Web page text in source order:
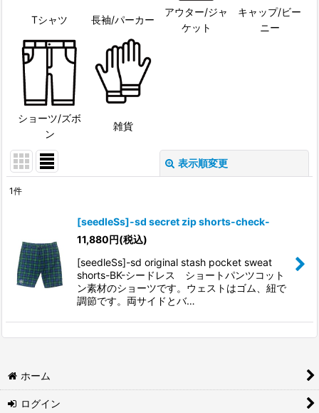
Tシャツ 長袖/パーカー
アウター/ジャ
ケット
キャップ/ビー
ニー
ショーツ/ズボ
ン
雑貨
表示順変更
並び順:
絞り込む
1件
[seedleSs]-sd secret zip shorts-check-
11,880円(税込)
[seedleSs]-sd original stash pocket sweat
shorts-BK-シードレス ショートパンツコット
ン素材のショーツです。ウェストはゴム、紐で
調節です。両サイドとバ…
ホーム
ログイン